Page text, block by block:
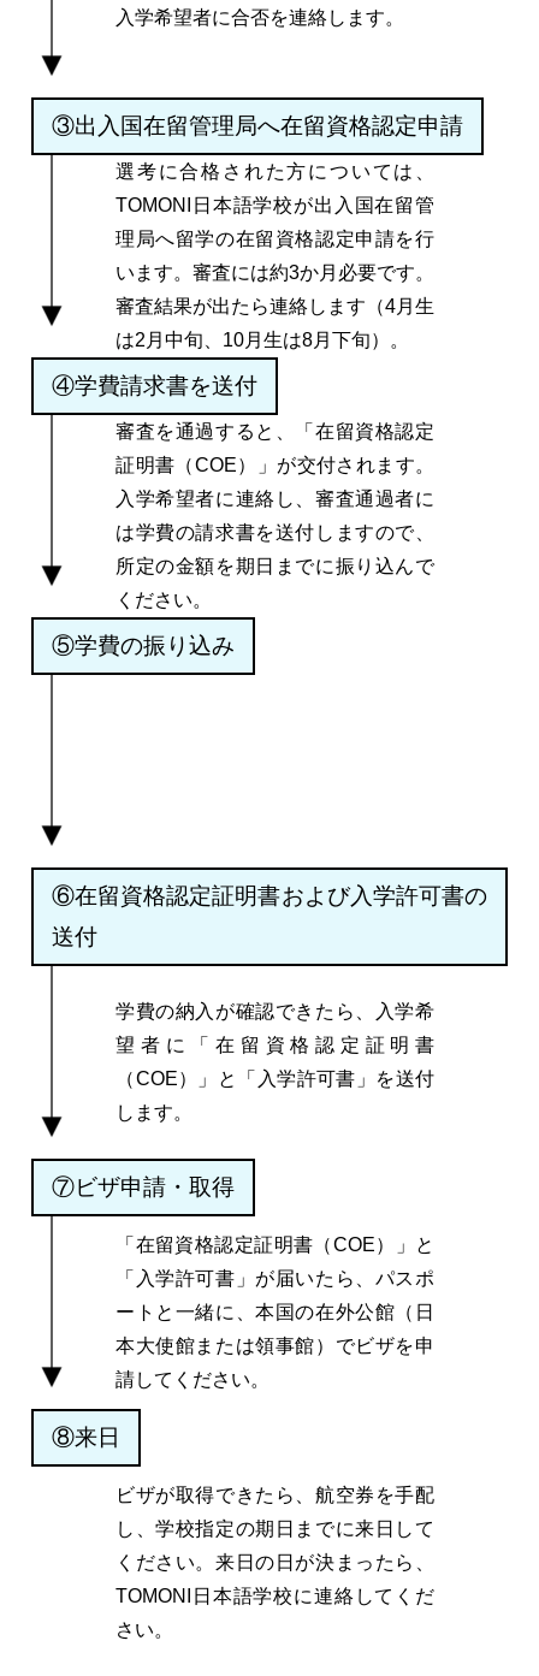
入学希望者に合否を連絡します。
③出入国在留管理局へ在留資格認定申請
選考に合格された方については、
TOMONI日本語学校が出入国在留管
理局へ留学の在留資格認定申請を行
います。審査には約3か月必要です。
審査結果が出たら連絡します（4月生
は2月中旬、10月生は8月下旬）。
④学費請求書を送付
審査を通過すると、「在留資格認定
証明書（COE）」が交付されます。
入学希望者に連絡し、審査通過者に
は学費の請求書を送付しますので、
所定の金額を期日までに振り込んで
ください。
⑤学費の振り込み
⑥在留資格認定証明書および入学許可書の
送付
学費の納入が確認できたら、入学希
望者に「在留資格認定証明書
（COE）」と「入学許可書」を送付
します。
⑦ビザ申請・取得
「在留資格認定証明書（COE）」と
「入学許可書」が届いたら、パスポ
ートと一緒に、本国の在外公館（日
本大使館または領事館）でビザを申
請してください。
⑧来日
ビザが取得できたら、航空券を手配
し、学校指定の期日までに来日して
ください。来日の日が決まったら、
TOMONI日本語学校に連絡してくだ
さい。